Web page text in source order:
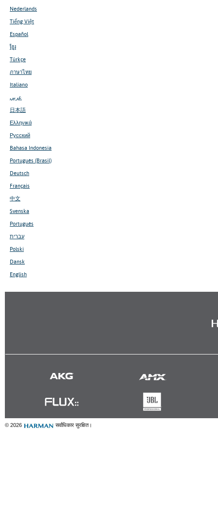
Nederlands
Tiếng Việt
Español
ខ្មែរ
Türkçe
ภาษาไทย
Italiano
عربي
日本語
Ελληνικά
Русский
Bahasa Indonesia
Português (Brasil)
Deutsch
Français
中文
Svenska
Português
עברית
Polski
Dansk
English
© 2026 सर्वाधिकार सुरक्षित।